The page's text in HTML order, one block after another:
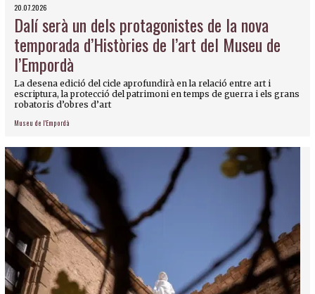
20.07.2026
Dalí serà un dels protagonistes de la nova
temporada d’Històries de l’art del Museu de
l’Empordà
La desena edició del cicle aprofundirà en la relació entre art i
escriptura, la protecció del patrimoni en temps de guerra i els grans
robatoris d’obres d’art
Museu de l'Empordà